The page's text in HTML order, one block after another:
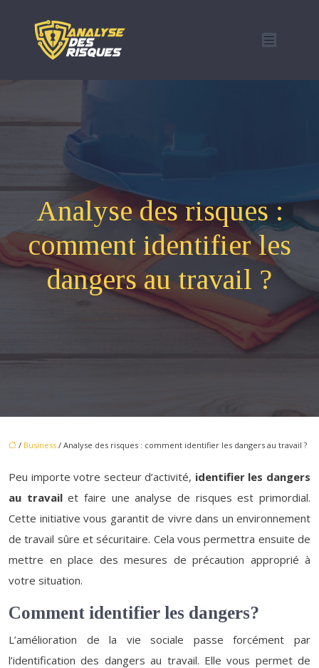
Analyse des risques :
comment identifier les
dangers au travail ?
/ Business / Analyse des risques : comment identifier les dangers au travail ?
Peu importe votre secteur d’activité, identifier les dangers
au travailet faire une analyse de risques est primordial.
Cette initiative vous garantit de vivre dans un environnement
de travail sûre et sécuritaire. Cela vous permettra ensuite de
mettre en place des mesures de précaution approprié à
votre situation.
Comment identifier les dangers?
L’amélioration de la vie sociale passe forcément par
l’identification des dangers au travail. Elle vous permet de